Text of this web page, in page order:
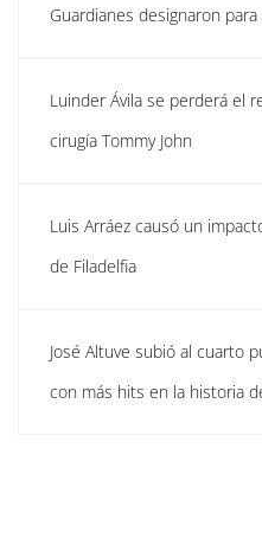
Guardianes designaron
Luinder Ávila se perderá el
cirugía Tommy John
Luis Arráez causó un
de Filadelfia
José Altuve subió al cuarto
con más hits en la historia